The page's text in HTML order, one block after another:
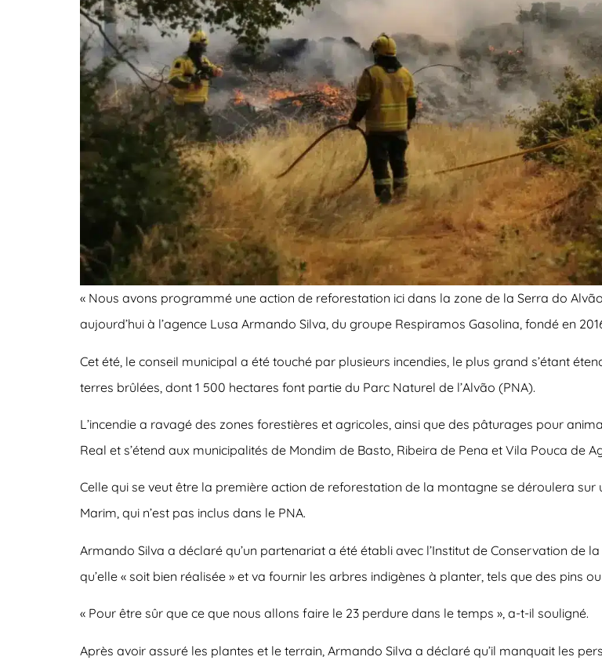
« Nous avons programmé une action de reforestation ici dans la zone de la Serra do
aujourd’hui à l’agence Lusa Armando Silva, du groupe Respiramos Gasolina, fondé en
Cet été, le conseil municipal a été touché par plusieurs incendies, le plus grand s’étant
terres brûlées, dont 1 500 hectares font partie du Parc Naturel de l’Alvão (PNA).
L’incendie a ravagé des zones forestières et agricoles, ainsi que des pâturages pour
Real et s’étend aux municipalités de Mondim de Basto, Ribeira de Pena et Vila Pouca de
Celle qui se veut être la première action de reforestation de la montagne se déroulera
Marim, qui n’est pas inclus dans le PNA.
Armando Silva a déclaré qu’un partenariat a été établi avec l’Institut de Conservation de
qu’elle « soit bien réalisée » et va fournir les arbres indigènes à planter, tels que des pins
« Pour être sûr que ce que nous allons faire le 23 perdure dans le temps », a-t-il souligné.
Après avoir assuré les plantes et le terrain, Armando Silva a déclaré qu’il manquait les